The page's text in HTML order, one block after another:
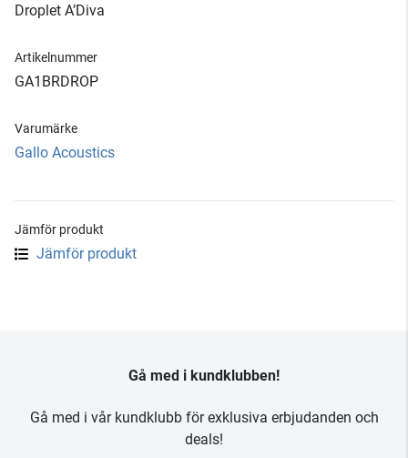
Droplet A’Diva
Artikelnummer
GA1BRDROP
Varumärke
Gallo Acoustics
Jämför produkt
Jämför produkt
Gå med i kundklubben!
Gå med i vår kundklubb för exklusiva erbjudanden och
deals!